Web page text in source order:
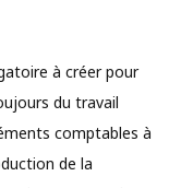
à créer pour
du travail
comptables à
de la